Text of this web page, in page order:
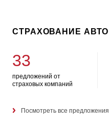
СТРАХОВАНИЕ АВТО
33
предложений от
страховых компаний
Посмотреть все предложения